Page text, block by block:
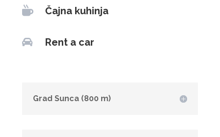
 Čajna kuhinja
 Rent a car
Grad Sunca (800 m)